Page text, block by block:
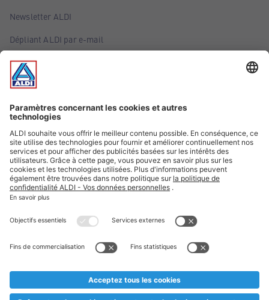
Newsletter ALDI
Dépliant ALDI par e-mail
Offres
Infos essentielles
Suivez ALDI Belgique
Textes marqués d'un astérisque et mentions légales
* Nous vendons ces articles temporairement et jusqu'à
au cas où, malgré le planning bien étudié, nous serions
prématurément en rupture de stock. Prix Recupel et TVA incl.
** Sur ce site, l’utilisation de la forme masculine a été adoptée